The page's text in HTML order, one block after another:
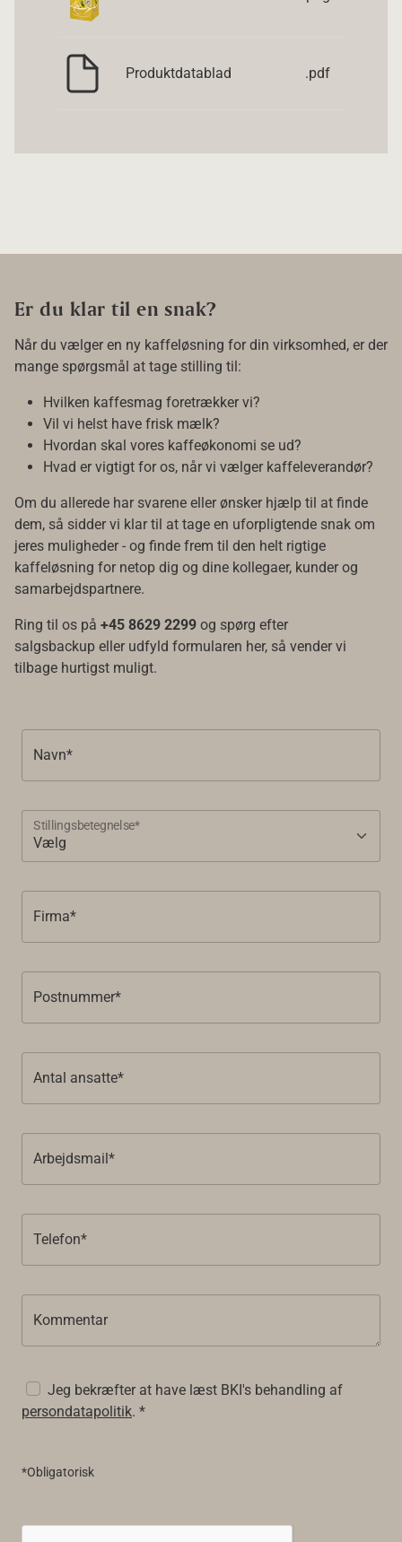
Produktdatablad .pdf
Er du klar til en snak?
Når du vælger en ny kaffeløsning for din virksomhed, er der
mange spørgsmål at tage stilling til:
Hvilken kaffesmag foretrækker vi?
Vil vi helst have frisk mælk?
Hvordan skal vores kaffeøkonomi se ud?
Hvad er vigtigt for os, når vi vælger kaffeleverandør?
Om du allerede har svarene eller ønsker hjælp til at finde
dem, så sidder vi klar til at tage en uforpligtende snak om
jeres muligheder - og finde frem til den helt rigtige
kaffeløsning for netop dig og dine kollegaer, kunder og
samarbejdspartnere.
Ring til os på +45 8629 2299 og spørg efter
salgsbackup eller udfyld formularen her, så vender vi
tilbage hurtigst muligt.
Navn*
Stillingsbetegnelse*
Firma*
Postnummer*
Antal ansatte*
Arbejdsmail*
Telefon*
Kommentar
Jeg bekræfter at have læst BKI's behandling af
persondatapolitik. *
*Obligatorisk